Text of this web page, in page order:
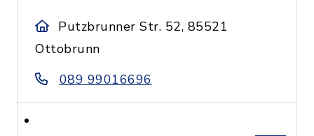
Putzbrunner Str. 52, 85521
Ottobrunn
089 99016696